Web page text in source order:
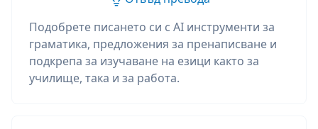
Подобрете писането си с AI инструменти за
граматика, предложения за пренаписване и
подкрепа за изучаване на езици както за
училище, така и за работа.